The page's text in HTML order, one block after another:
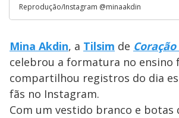
Reprodução/Instagram @minaakdin
Mina Akdin, a Tilsim de
celebrou a formatura no ensino
compartilhou registros do dia
fãs no Instagram.
Com um vestido branco e botas